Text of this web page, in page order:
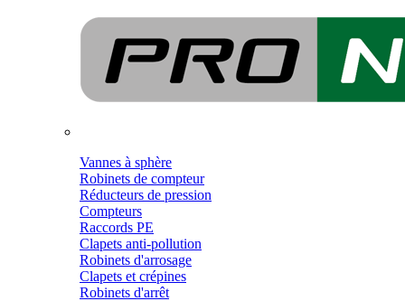
Vannes à sphère
Robinets de compteur
Réducteurs de pression
Compteurs
Raccords PE
Clapets anti-pollution
Robinets d'arrosage
Clapets et crépines
Robinets d'arrêt